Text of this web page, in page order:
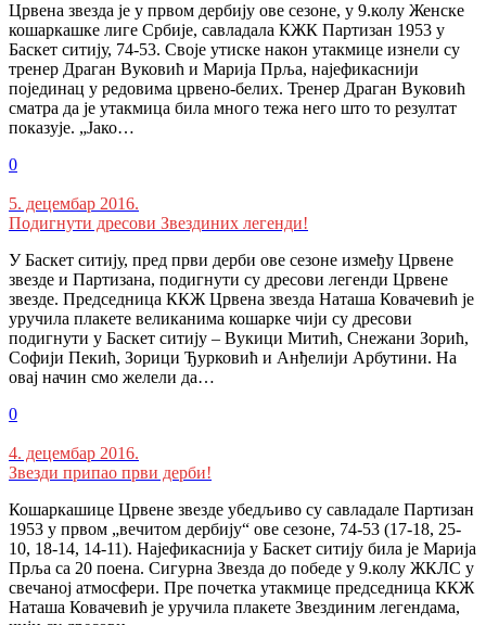
Црвена звезда је у првом дербију ове сезоне, у 9.колу Женске
кошаркашке лиге Србије, савладала КЖК Партизан 1953 у
Баскет ситију, 74-53. Своје утиске након утакмице изнели су
тренер Драган Вуковић и Марија Прља, најефикаснији
појединац у редовима црвено-белих. Тренер Драган Вуковић
сматра да је утакмица била много тежа него што то резултат
показује. „Јако…
0
5. децембар 2016.
Подигнути дресови Звездиних легенди!
У Баскет ситију, пред први дерби ове сезоне између Црвене
звезде и Партизана, подигнути су дресови легенди Црвене
звезде. Председница ККЖ Црвена звезда Наташа Ковачевић је
уручила плакете великанима кошарке чији су дресови
подигнути у Баскет ситију – Вукици Митић, Снежани Зорић,
Софији Пекић, Зорици Ђурковић и Анђелији Арбутини. На
овај начин смо желели да…
0
4. децембар 2016.
Звезди припао први дерби!
Кошаркашице Црвене звезде убедљиво су савладале Партизан
1953 у првом „вечитом дербију“ ове сезоне, 74-53 (17-18, 25-
10, 18-14, 14-11). Најефикаснија у Баскет ситију била је Марија
Прља са 20 поена. Сигурна Звезда до победе у 9.колу ЖКЛС у
свечаној атмосфери. Пре почетка утакмице председница ККЖ
Наташа Ковачевић је уручила плакете Звездиним легендама,